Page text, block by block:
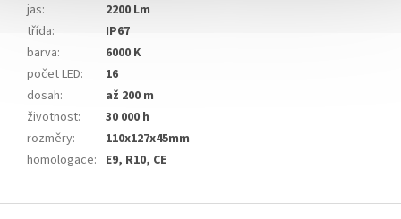
jas:
2200 Lm
třída:
IP67
barva:
6000 K
počet LED:
16
dosah:
až 200 m
životnost:
30 000 h
rozměry:
110x127x45mm
homologace: E9, R10, CE